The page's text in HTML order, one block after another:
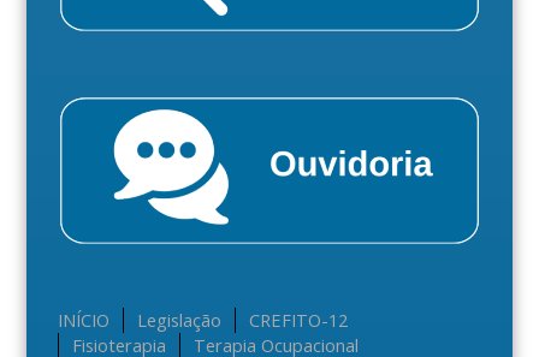
INÍCIO Legislação
CREFITO-12
Fisioterapia
Terapia Ocupacional